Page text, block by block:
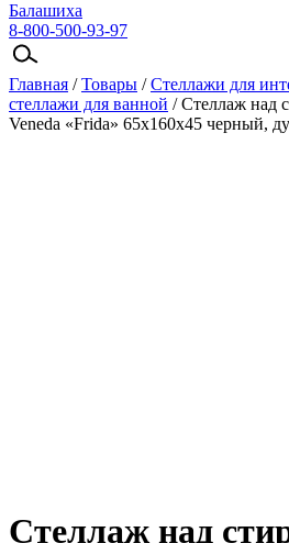
Балашиха
8-800-500-93-97
Главная /Товары /Стеллажи для
стеллажи для ванной /Стеллаж над
Veneda «Frida» 65х160х45 черный,
Стеллаж над